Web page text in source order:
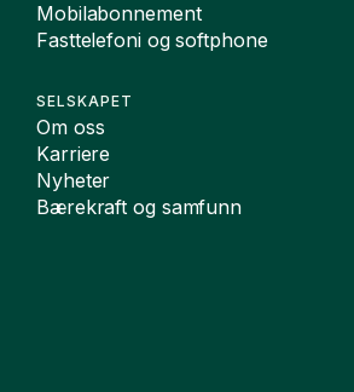
Mobilabonnement
Fasttelefoni og softphone
SELSKAPET
Om oss
Karriere
Nyheter
Bærekraft og samfunn